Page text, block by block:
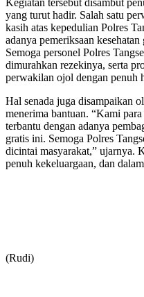
yang turut hadir. Salah satu
kasih atas kepedulian Polres
adanya pemeriksaan
Semoga personel Polres
dimurahkan rezekinya, serta
perwakilan ojol dengan penuh
Hal senada juga disampaikan
menerima bantuan. “Kami
terbantu dengan adanya
gratis ini. Semoga Polres
dicintai masyarakat,” ujarnya.
penuh kekeluargaan, dan
(Rudi)